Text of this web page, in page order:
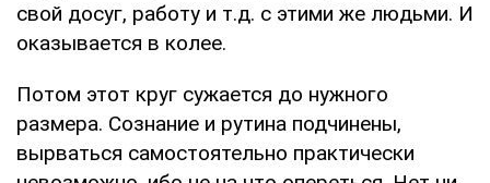
свой досуг, работу и т.д. с этими же людьми. И
оказывается в колее.
Потом этот круг сужается до нужного
размера. Сознание и рутина подчинены,
вырваться самостоятельно практически